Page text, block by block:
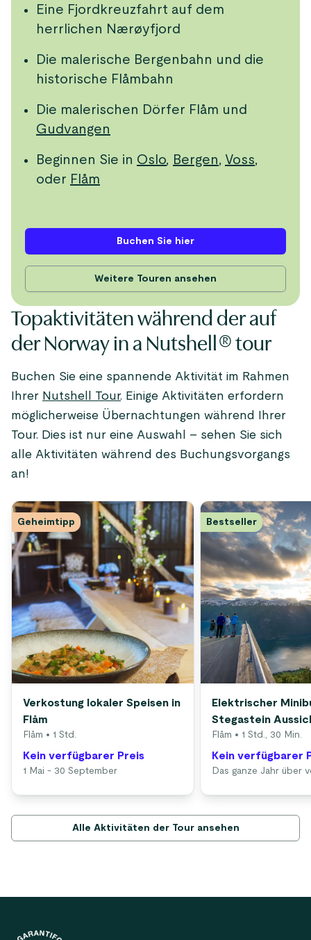
Eine Fjordkreuzfahrt auf dem
herrlichen Nærøyfjord
Die malerische Bergenbahn und die
historische Flåmbahn
Die malerischen Dörfer Flåm und
Gudvangen
Beginnen Sie in Oslo, Bergen, Voss,
oder Flåm
Buchen Sie hier
Weitere Touren ansehen
Topaktivitäten während der auf
der Norway in a Nutshell­® tour
Buchen Sie eine spannende Aktivität im Rahmen
Ihrer Nutshell Tour. Einige Aktivitäten erfordern
möglicherweise Übernachtungen während Ihrer
Tour. Dies ist nur eine Auswahl – sehen Sie sich
alle Aktivitäten während des Buchungsvorgangs
an!
Geheimtipp
Verkostung lokaler Speisen in
Flåm
Flåm • 1 Std.
Kein verfügbarer Preis
1 Mai - 30 September
Bestseller
Elektrischer
Stegastein
Flåm • 1 Std., 30 Min.
Kein verfügbarer
Das ganze Jahr über
Alle Aktivitäten der Tour ansehen